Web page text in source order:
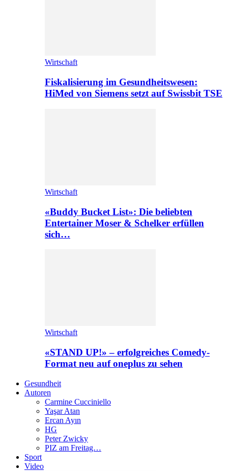
Wirtschaft
Fiskalisierung im Gesundheitswesen:
HiMed von Siemens setzt auf Swissbit TSE
Wirtschaft
«Buddy Bucket List»: Die beliebten
Entertainer Moser & Schelker erfüllen
sich…
Wirtschaft
«STAND UP!» – erfolgreiches Comedy-
Format neu auf oneplus zu sehen
Gesundheit
Autoren
Carmine Cucciniello
Yaşar Atan
Ercan Ayın
HG
Peter Zwicky
PIZ am Freitag…
Sport
Video